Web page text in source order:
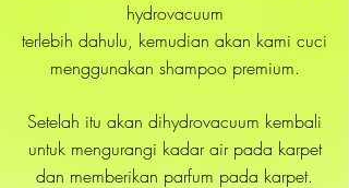
hydrovacuum
terlebih dahulu, kemudian akan kami cuci
menggunakan shampoo premium.
Setelah itu akan dihydrovacuum kembali
untuk mengurangi kadar air pada karpet
dan memberikan parfum pada karpet.